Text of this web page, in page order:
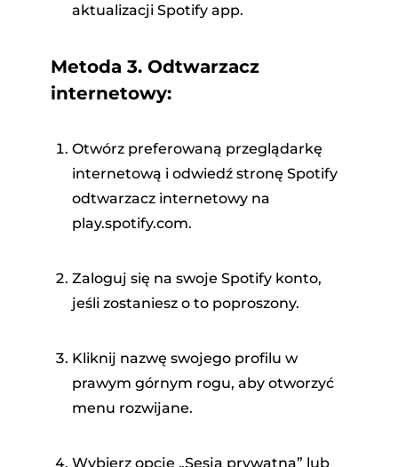
aktualizacji Spotify app.
Metoda 3. Odtwarzacz
internetowy:
Otwórz preferowaną przeglądarkę
internetową i odwiedź stronę Spotify
odtwarzacz internetowy na
play.spotify.com.
Zaloguj się na swoje Spotify konto,
jeśli zostaniesz o to poproszony.
Kliknij nazwę swojego profilu w
prawym górnym rogu, aby otworzyć
menu rozwijane.
Wybierz opcję „Sesja prywatna” lub